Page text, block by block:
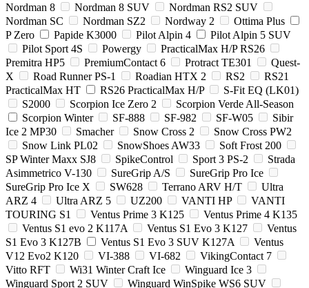
Nordman 8
Nordman 8 SUV
Nordman RS2 SUV
Nordman SC
Nordman SZ2 Nordway 2
Ottima Plus
P Zero
Papide K3000 Pilot Alpin 4
Pilot Alpin 5 SUV
Pilot Sport 4S
Powergy
PracticalMax H/P RS26
Premitra HP5
PremiumContact 6 Protract TE301
Quest-
X
Road Runner PS-1 Roadian HTX 2 RS2
RS21
PracticalMax HT
RS26 PracticalMax H/P
S-Fit EQ (LK01)
S2000
Scorpion Ice Zero 2
Scorpion Verde All-Season
Scorpion Winter
SF-888 SF-982 SF-W05
Sibir
Ice 2 MP30
Smacher Snow Cross 2
Snow Cross PW2
Snow Link PL02
SnowShoes AW33
Soft Frost 200
SP Winter Maxx SJ8
SpikeControl Sport 3 PS-2
Strada
Asimmetrico V-130
SureGrip A/S
SureGrip Pro Ice
SureGrip Pro Ice X
SW628 Terrano ARV H/T
Ultra
ARZ 4
Ultra ARZ 5 UZ200 VANTI HP
VANTI
TOURING S1
Ventus Prime 3 K125
Ventus Prime 4 K135
Ventus S1 evo 2 K117A
Ventus S1 Evo 3 K127
Ventus
S1 Evo 3 K127B
Ventus S1 Evo 3 SUV K127A
Ventus
V12 Evo2 K120
VI-388 VI-682
VikingContact 7
Vitto RFT
Wi31 Winter Craft Ice
Winguard Ice 3
Winguard Sport 2 SUV
Winguard WinSpike WS6 SUV